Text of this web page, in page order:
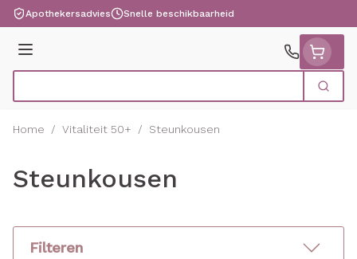
Ga naar de inhoud
Apothekersadvies Snelle beschikbaarheid
Menu
Zoek
Home / Vitaliteit 50+ / Steunkousen
Steunkousen
Filteren